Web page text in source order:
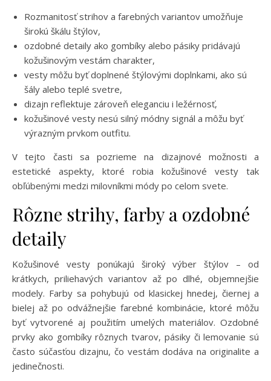
Rozmanitosť strihov a farebných variantov umožňuje
širokú škálu štýlov,
ozdobné detaily ako gombíky alebo pásiky pridávajú
kožušinovým vestám charakter,
vesty môžu byť doplnené štýlovými doplnkami, ako sú
šály alebo teplé svetre,
dizajn reflektuje zároveň eleganciu i ležérnosť,
kožušinové vesty nesú silný módny signál a môžu byť
výrazným prvkom outfitu.
V tejto časti sa pozrieme na dizajnové možnosti a
estetické aspekty, ktoré robia kožušinové vesty tak
obľúbenými medzi milovníkmi módy po celom svete.
Rôzne strihy, farby a ozdobné
detaily
Kožušinové vesty ponúkajú široký výber štýlov – od
krátkych, priliehavých variantov až po dlhé, objemnejšie
modely. Farby sa pohybujú od klasickej hnedej, čiernej a
bielej až po odvážnejšie farebné kombinácie, ktoré môžu
byť vytvorené aj použitím umelých materiálov. Ozdobné
prvky ako gombíky rôznych tvarov, pásiky či lemovanie sú
často súčasťou dizajnu, čo vestám dodáva na originalite a
jedinečnosti.